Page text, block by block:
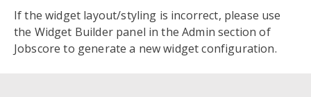
If the widget layout/styling is incorrect, please use
the Widget Builder panel in the Admin section of
Jobscore to generate a new widget configuration.